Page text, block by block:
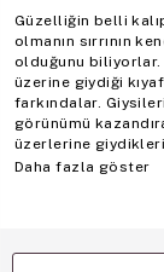
Güzelliğin belli
olmanın sırrının
olduğunu biliyorlar.
üzerine giydiği
farkındalar.
görünümü
üzerlerine
Sütyen
Bralet Sütyen ile
Daha fazla göster